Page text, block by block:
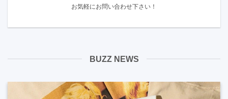
お気軽にお問い合わせ下さい！
BUZZ NEWS